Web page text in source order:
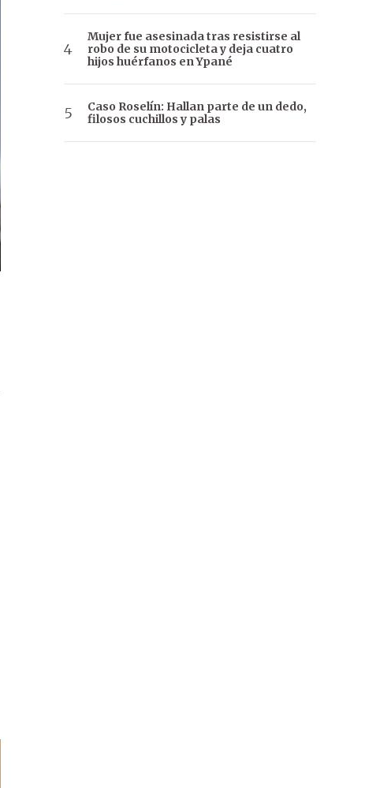
Mujer fue asesinada tras resistirse al
robo de su motocicleta y deja cuatro
hijos huérfanos en Ypané
Caso Roselín: Hallan parte de un dedo,
filosos cuchillos y palas